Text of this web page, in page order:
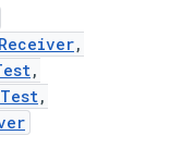
,
,
,